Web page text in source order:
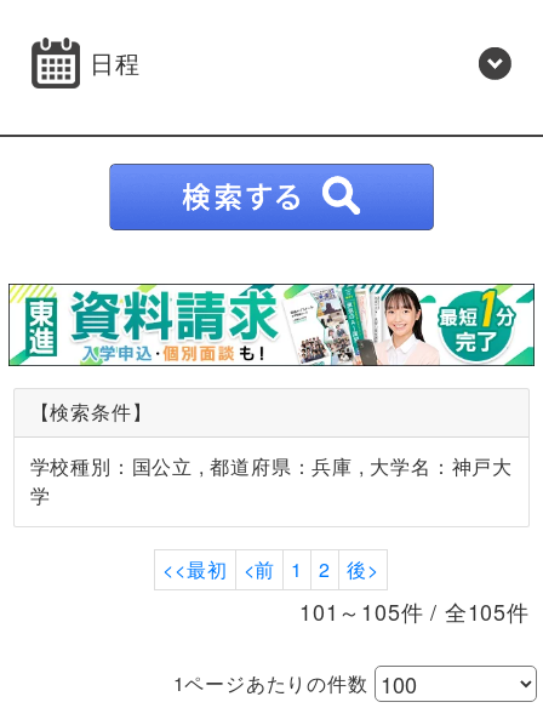
日程
【検索条件】
学校種別：国公立 , 都道府県：兵庫 , 大学名：神戸大
学
<<最初 <前 1 2 後>
101～105件 / 全105件
1ページあたりの件数